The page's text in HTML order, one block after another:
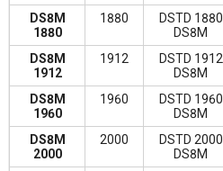
DS8M
1880
1880
DSTD 1880
DS8M
DS8M
1912
1912
DSTD 1912
DS8M
DS8M
1960
1960
DSTD 1960
DS8M
DS8M
2000
2000
DSTD 2000
DS8M